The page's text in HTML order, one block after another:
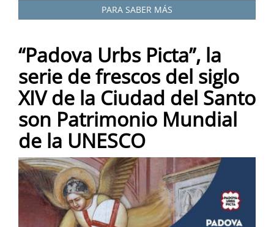
PARA SABER MÁS
“Padova Urbs Picta”, la
serie de frescos del siglo
XIV de la Ciudad del Santo
son Patrimonio Mundial
de la UNESCO